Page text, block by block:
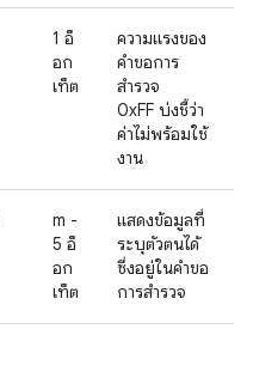
1 อ็
อก
เท็ต
ความแรงของ
คำขอการ
สำรวจ
0xFF บ่งชี้ว่า
ค่าไม่พร้อมใช้
งาน
m -
5 อ็
อก
เท็ต
แสดงข้อมูลที่
ระบุตัวตนได้
ซึ่งอยู่ในคำขอ
การสำรวจ